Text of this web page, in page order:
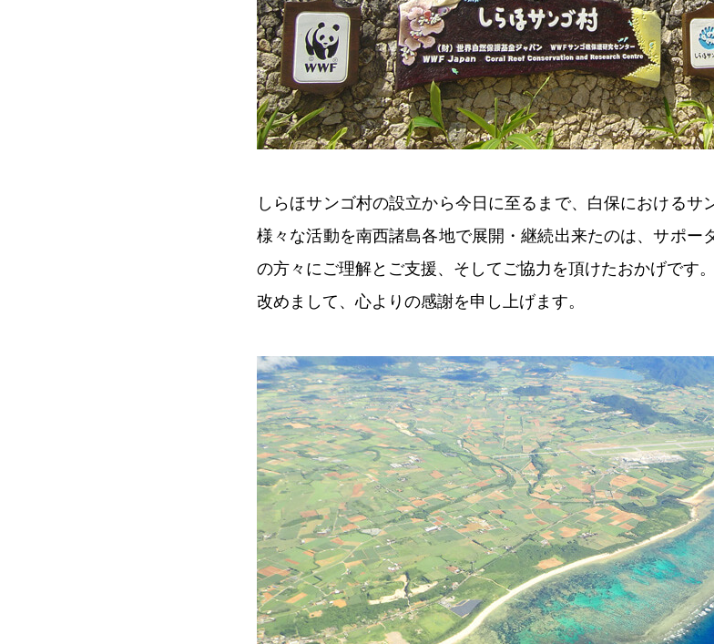
しらほサンゴ村の設立から今日に至るまで、白保におけるサ
様々な活動を南西諸島各地で展開・継続出来たのは、サポー
の方々にご理解とご支援、そしてご協力を頂けたおかげです。
改めまして、心よりの感謝を申し上げます。